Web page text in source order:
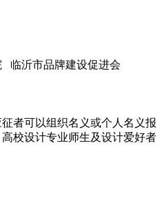
临沂市品牌建设促进会
者可以组织名义或个人名义报
校设计专业师生及设计爱好者